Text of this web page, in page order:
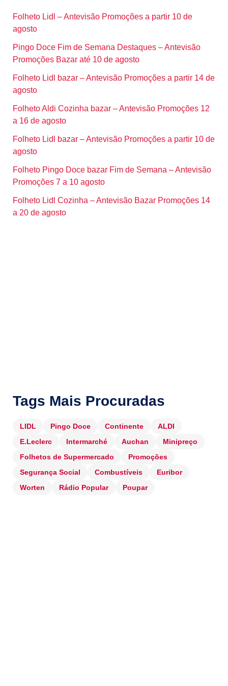
Folheto Lidl – Antevisão Promoções a partir 10 de
agosto
Pingo Doce Fim de Semana Destaques – Antevisão
Promoções Bazar até 10 de agosto
Folheto Lidl bazar – Antevisão Promoções a partir 14 de
agosto
Folheto Aldi Cozinha bazar – Antevisão Promoções 12
a 16 de agosto
Folheto Lidl bazar – Antevisão Promoções a partir 10 de
agosto
Folheto Pingo Doce bazar Fim de Semana – Antevisão
Promoções 7 a 10 agosto
Folheto Lidl Cozinha – Antevisão Bazar Promoções 14
a 20 de agosto
Tags Mais Procuradas
LIDL Pingo Doce Continente
ALDI
E.Leclerc
Intermarché Auchan
Minipreço
Folhetos de Supermercado
Promoções
Segurança Social
Combustíveis
Euribor
Worten
Rádio Popular Poupar